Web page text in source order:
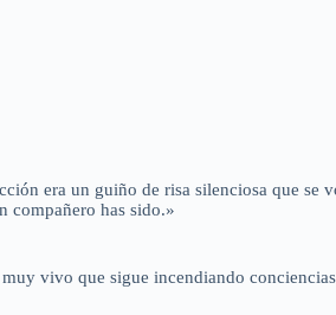
era un guiño de risa silenciosa que se
compañero has sido.»
vivo que sigue incendiando